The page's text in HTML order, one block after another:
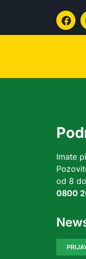
Imate
od 8
0800